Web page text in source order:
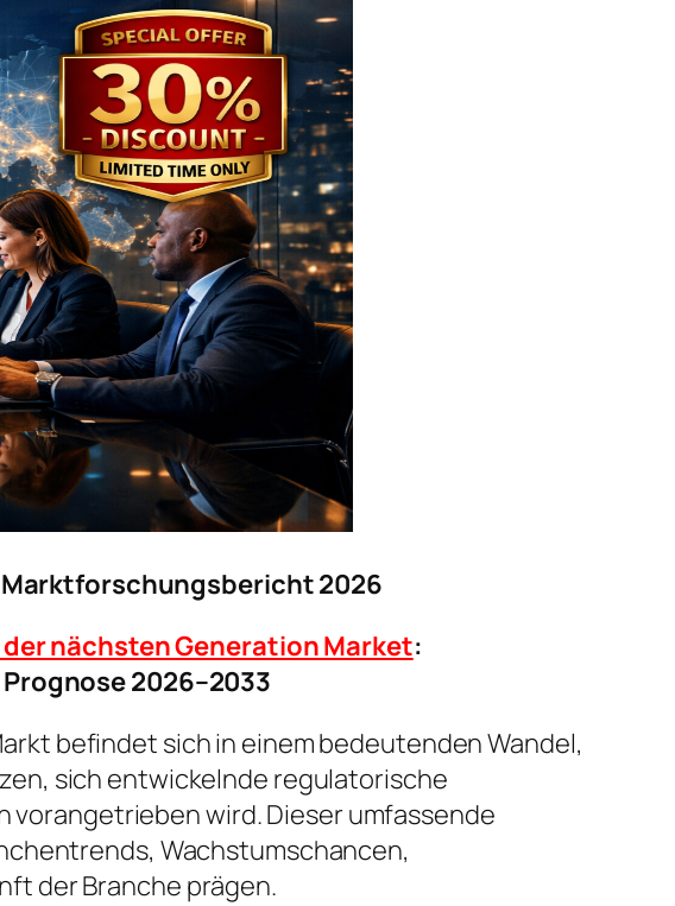
2026
nächsten Generation Market:
2026–2033
befindet sich in einem bedeutenden Wandel,
sich entwickelnde regulatorische
vorangetrieben wird. Dieser umfassende
Wachstumschancen,
der Branche prägen.